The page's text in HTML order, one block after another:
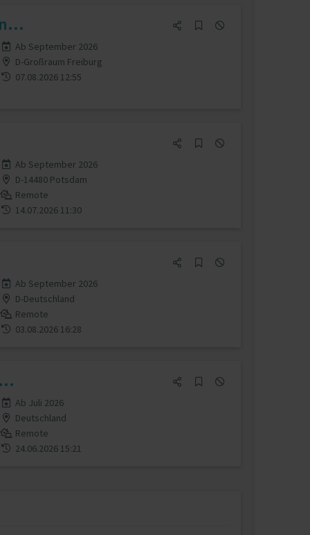
Ab September 2026
D-Großraum Freiburg
07.08.2026 12:55
Ab September 2026
D-14480 Potsdam
Remote
14.07.2026 11:30
Ab September 2026
D-Deutschland
Remote
03.08.2026 16:28
Ab Juli 2026
Deutschland
Remote
24.06.2026 15:21